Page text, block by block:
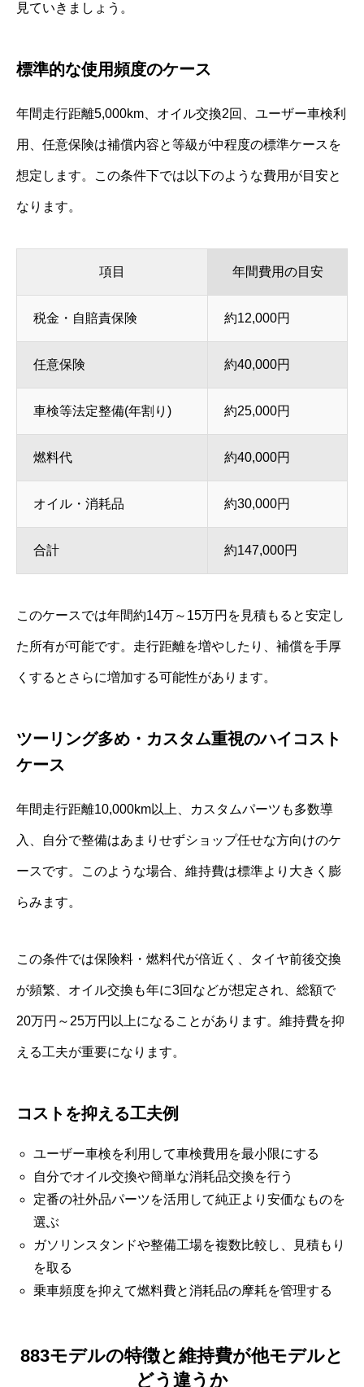
見ていきましょう。
標準的な使用頻度のケース
年間走行距離5,000km、オイル交換2回、ユーザー車検利
用、任意保険は補償内容と等級が中程度の標準ケースを
想定します。この条件下では以下のような費用が目安と
なります。
項目 年間費用の目安
税金・自賠責保険 約12,000円
任意保険 約40,000円
車検等法定整備(年割り) 約25,000円
燃料代 約40,000円
オイル・消耗品 約30,000円
合計 約147,000円
このケースでは年間約14万～15万円を見積もると安定し
た所有が可能です。走行距離を増やしたり、補償を手厚
くするとさらに増加する可能性があります。
ツーリング多め・カスタム重視のハイコスト
ケース
年間走行距離10,000km以上、カスタムパーツも多数導
入、自分で整備はあまりせずショップ任せな方向けのケ
ースです。このような場合、維持費は標準より大きく膨
らみます。
この条件では保険料・燃料代が倍近く、タイヤ前後交換
が頻繁、オイル交換も年に3回などが想定され、総額で
20万円～25万円以上になることがあります。維持費を抑
える工夫が重要になります。
コストを抑える工夫例
ユーザー車検を利用して車検費用を最小限にする
自分でオイル交換や簡単な消耗品交換を行う
定番の社外品パーツを活用して純正より安価なものを
選ぶ
ガソリンスタンドや整備工場を複数比較し、見積もり
を取る
乗車頻度を抑えて燃料費と消耗品の摩耗を管理する
883モデルの特徴と維持費が他モデルと
どう違うか